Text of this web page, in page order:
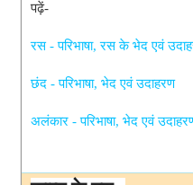
पढ़ें-
रस - परिभाषा, रस के भेद एवं
छंद - परिभाषा, भेद एवं उदाहरण
अलंकार - परिभाषा, भेद एवं